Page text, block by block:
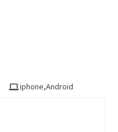
iphone,Android